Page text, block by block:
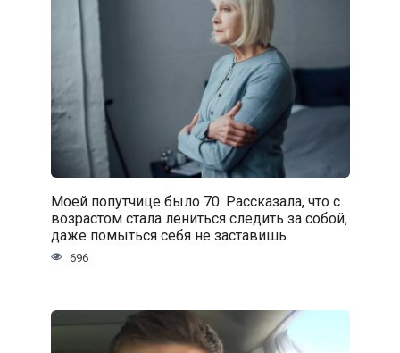
Моей попутчице было 70. Рассказала, что с
возрастом стала лениться следить за собой,
даже помыться себя не заставишь
696